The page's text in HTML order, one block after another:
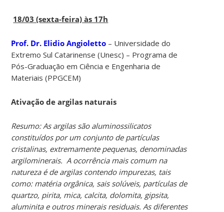
18/03 (sexta-feira) às 17h
Prof. Dr. Elidio Angioletto – Universidade do
Extremo Sul Catarinense (Unesc) – Programa de
Pós-Graduação em Ciência e Engenharia de
Materiais (PPGCEM)
Ativação de argilas naturais
Resumo: As argilas são aluminossilicatos
constituídos por um conjunto de partículas
cristalinas, extremamente pequenas, denominadas
argilominerais. A ocorrência mais comum na
natureza é de argilas contendo impurezas, tais
como: matéria orgânica, sais solúveis, partículas de
quartzo, pirita, mica, calcita, dolomita, gipsita,
aluminita e outros minerais residuais. As diferentes